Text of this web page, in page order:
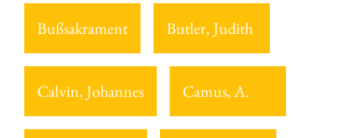
Bußsakrament Butler, Judith
Calvin, Johannes Camus, A.